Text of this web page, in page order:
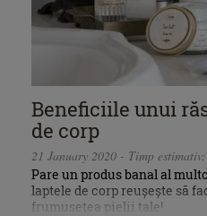
Beneficiile unui
de corp
21 January 2020 - Timp
Pare un produs banal al
laptele de corp reușește să
frumusețea pielii tale!